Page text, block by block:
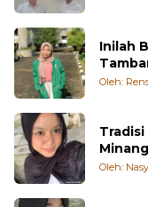
Inilah
Oleh:
Oleh: